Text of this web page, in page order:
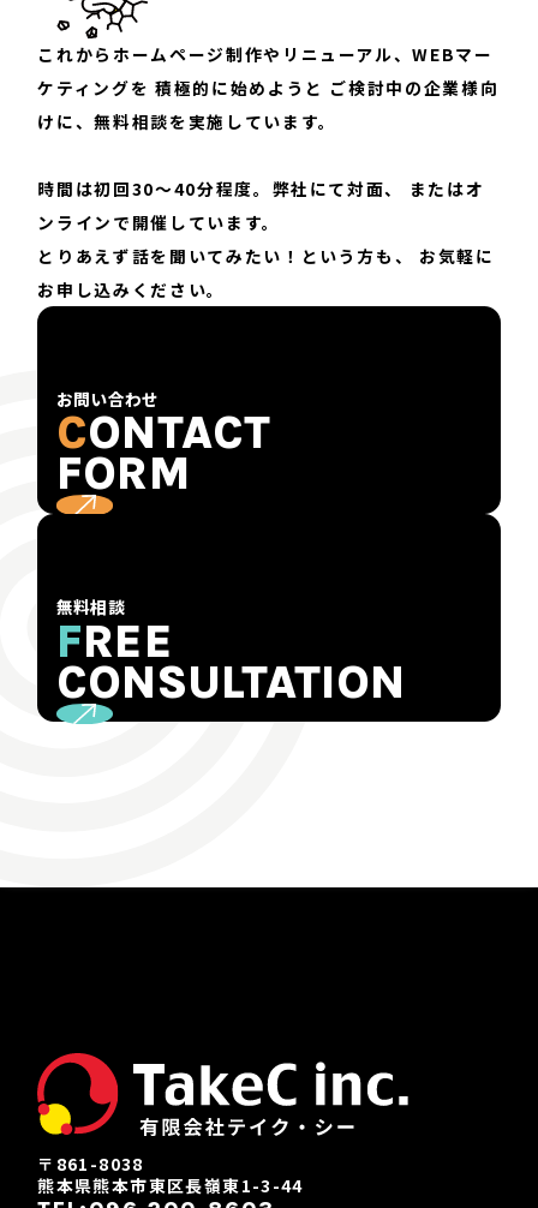
これからホームページ制作やリニューアル、WEBマー
ケティングを 積極的に始めようと ご検討中の企業様向
けに、無料相談を実施しています。
時間は初回30〜40分程度。弊社にて対面、
またはオ
ンラインで開催しています。
とりあえず話を聞いてみたい！という方も、
お気軽に
お申し込みください。
お問い合わせ
CONTACT
FORM
無料相談
FREE
CONSULTATION
〒861-8038
熊本県熊本市東区長嶺東1-3-44